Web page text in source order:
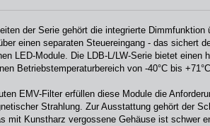
der Serie gehört die integrierte Dimmfunktion
einen separaten Steuereingang - das sichert
LED-Module. Die LDB-L/LW-Serie bietet einen
Betriebstemperaturbereich von -40°C bis
EMV-Filter erfüllen diese Module die
Strahlung. Zur Ausstattung gehört der
mit Kunstharz vergossene Gehäuse ist schwer